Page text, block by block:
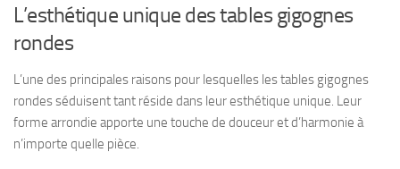
L’esthétique unique des tables gigognes
rondes
L’une des principales raisons pour lesquelles les tables gigognes
rondes séduisent tant réside dans leur esthétique unique. Leur
forme arrondie apporte une touche de douceur et d’harmonie à
n’importe quelle pièce.